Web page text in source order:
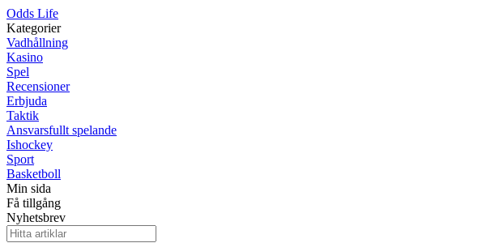
Odds Life
Kategorier
Vadhållning
Kasino
Spel
Recensioner
Erbjuda
Taktik
Ansvarsfullt spelande
Ishockey
Sport
Basketboll
Min sida
Få tillgång
Nyhetsbrev